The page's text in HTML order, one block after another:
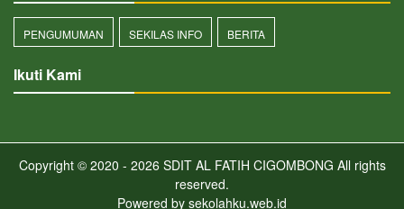
PENGUMUMAN SEKILAS INFO BERITA
Ikuti Kami
Copyright © 2020 - 2026 SDIT AL FATIH CIGOMBONG All rights
reserved.
Powered by sekolahku.web.id